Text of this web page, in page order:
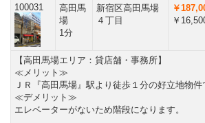
100031
高田馬
場
1分
新宿区高田馬場
４丁目
￥
￥
【高田馬場エリア：貸店舗・事務所】
≪メリット≫
ＪＲ『高田馬場』駅より徒歩１分の好立地物件
≪デメリット≫
エレベーターがないため階段になります。